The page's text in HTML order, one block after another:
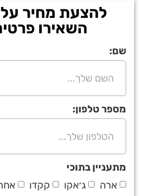
להצעת מחיר על
השאירו
שם:
מספר טלפון:
מתעניין בתוכי
ארה
ג׳אקו קקדו